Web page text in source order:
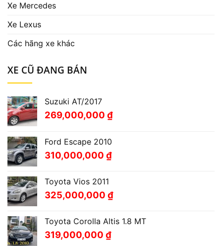
Xe Mercedes
Xe Lexus
Các hãng xe khác
XE CŨ ĐANG BÁN
Suzuki AT/2017
269,000,000 ₫
Ford Escape 2010
310,000,000 ₫
Toyota Vios 2011
325,000,000 ₫
Toyota Corolla Altis 1.8 MT
319,000,000 ₫